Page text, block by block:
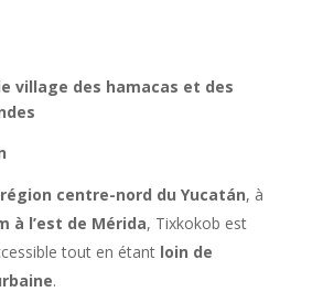
village des hamacas et des
région centre-nord du Yucatán, à
à l’est de Mérida, Tixkokob est
tout en étant loin de
.